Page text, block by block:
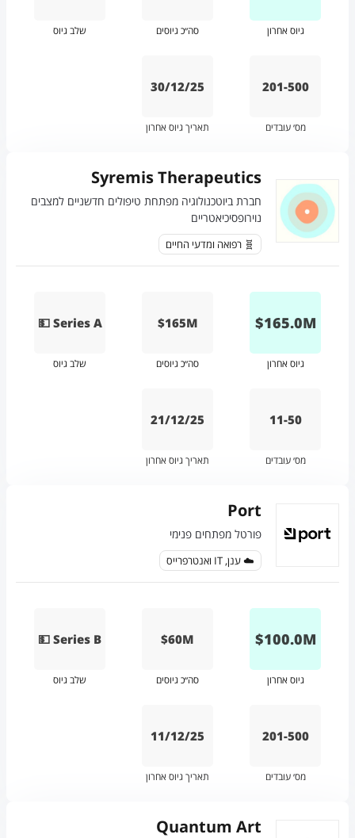
גיוס אחרון סה״כ גיוסים שלב גיוס
201-500
מס׳ עובדים
30/12/25
תאריך גיוס אחרון
Syremis Therapeutics
חברת ביוטכנולוגיה מפתחת טיפולים חדשניים למצבים
נוירופסיכיאטריים
🧬 רפואה ומדעי החיים
M
165.0
$
גיוס אחרון
$165M
סה״כ גיוסים
💵 Series A
שלב גיוס
11-50
מס׳ עובדים
21/12/25
תאריך גיוס אחרון
Port
פורטל מפתחים פנימי
☁️ ענן, IT ואנטרפרייס
M
100.0
$
גיוס אחרון
$60M
סה״כ גיוסים
💵 Series B
שלב גיוס
201-500
מס׳ עובדים
11/12/25
תאריך גיוס אחרון
Quantum Art